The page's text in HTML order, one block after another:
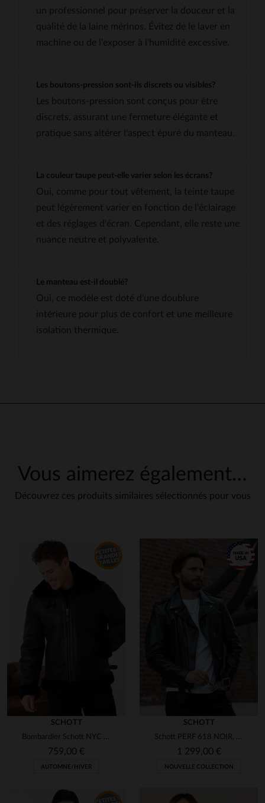
un professionnel pour préserver la douceur et la
qualité de la laine mérinos. Évitez de le laver en
machine ou de l'exposer à l'humidité excessive.
Les boutons-pression sont-ils discrets ou visibles?
Les boutons-pression sont conçus pour être
discrets, assurant une fermeture élégante et
pratique sans altérer l'aspect épuré du manteau.
La couleur taupe peut-elle varier selon les écrans?
Oui, comme pour tout vêtement, la teinte taupe
peut légèrement varier en fonction de l'éclairage
et des réglages d'écran. Cependant, elle reste une
nuance neutre et polyvalente.
Le manteau est-il doublé?
Oui, ce modèle est doté d'une doublure
intérieure pour plus de confort et une meilleure
isolation thermique.
Vous aimerez également…
Découvrez ces produits similaires sélectionnés pour vous
SCHOTT
Bombardier Schott NYC en cuir de mouton double face : le LC1259 BLACK.
759,00 €
AUTOMNE/HIVER
SCHOTT
Schott PERF 618 NOIR, perfecto en steerhide américain indémodable.
1 299,00 €
NOUVELLE COLLECTION